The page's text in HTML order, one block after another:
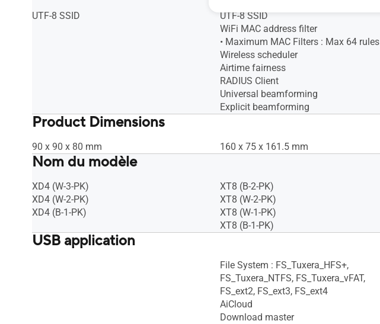
UTF-8 SSID
UTF-8 SSID
WiFi MAC address filter
• Maximum MAC Filters : Max 64 rules
Wireless scheduler
Airtime fairness
RADIUS Client
Universal beamforming
Explicit beamforming
Product Dimensions
90 x 90 x 80 mm 160 x 75 x 161.5 mm
Nom du modèle
XD4 (W-3-PK)
XD4 (W-2-PK)
XD4 (B-1-PK)
XT8 (B-2-PK)
XT8 (W-2-PK)
XT8 (W-1-PK)
XT8 (B-1-PK)
USB application
File System : FS_Tuxera_HFS+,
FS_Tuxera_NTFS, FS_Tuxera_vFAT,
FS_ext2, FS_ext3, FS_ext4
AiCloud
Download master